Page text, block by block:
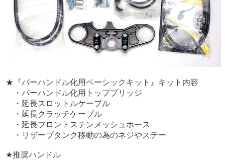
★『バーハンドル化用ベーシックキット』キット内容
・バーハンドル化用トップブリッジ
・延長スロットルケーブル
・延長クラッチケーブル
・延長フロントステンメッシュホース
・リザーブタンク移動の為のネジやステー
★推奨ハンドル